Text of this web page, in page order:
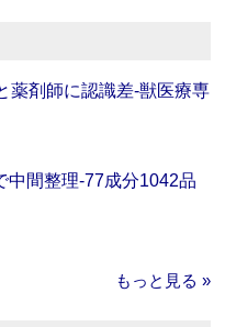
薬剤師に認識差‐獣医療専
中間整理‐77成分1042品
もっと見る »